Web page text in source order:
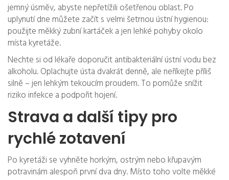
jemný úsměv, abyste nepřetížili ošetřenou oblast. Po
uplynutí dne můžete začít s velmi šetrnou ústní hygienou:
použijte měkký zubní kartáček a jen lehké pohyby okolo
místa kyretáže.
Nechte si od lékaře doporučit antibakteriální ústní vodu bez
alkoholu. Oplachujte ústa dvakrát denně, ale neříkejte příliš
silně – jen lehkým tekoucím proudem. To pomůže snížit
riziko infekce a podpořit hojení.
Strava a další tipy pro
rychlé zotavení
Po kyretáži se vyhněte horkým, ostrým nebo křupavým
potravinám alespoň první dva dny. Místo toho volte měkké